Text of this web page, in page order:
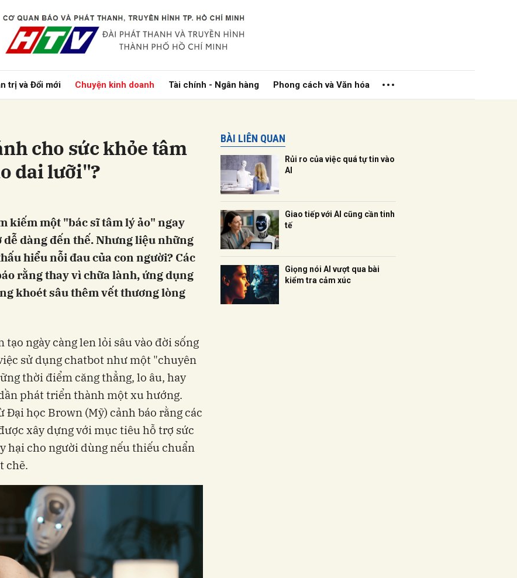
trị và Đổi mới Chuyện kinh doanh Tài chính - Ngân hàng Phong cách và Văn hóa
cho sức khỏe tâm
dai lưỡi"?
kiếm một "bác sĩ tâm lý ảo" ngay
dàng đến thế. Nhưng liệu những
hiểu nỗi đau của con người? Các
rằng thay vì chữa lành, ứng dụng
khoét sâu thêm vết thương lòng
ngày càng len lỏi sâu vào đời sống
sử dụng chatbot như một "chuyên
thời điểm căng thẳng, lo âu, hay
phát triển thành một xu hướng.
học Brown (Mỹ) cảnh báo rằng các
xây dựng với mục tiêu hỗ trợ sức
hại cho người dùng nếu thiếu chuẩn
chẽ.
BÀI LIÊN QUAN
Rủi ro của việc quá tự tin vào
AI
Giao tiếp với AI cũng cần tinh
tế
Giọng nói AI vượt qua bài
kiểm tra cảm xúc
Gửi